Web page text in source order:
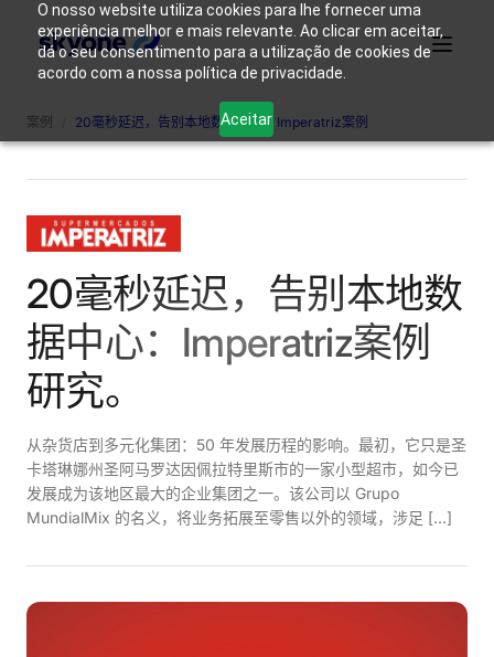
O nosso website utiliza cookies para lhe fornecer uma
experiência melhor e mais relevante. Ao clicar em aceitar,
dá o seu consentimento para a utilização de cookies de
acordo com a nossa política de privacidade.
Aceitar
为什么选择 Skyone？ 解决方案
案例 20毫秒延迟，告别本地数据中心：Imperatriz案例
20毫秒延迟，告别本地数
据中心：Imperatriz案例
研究。
从杂货店到多元化集团：50 年发展历程的影响。最初，它只是圣
卡塔琳娜州圣阿马罗达因佩拉特里斯市的一家小型超市，如今已
发展成为该地区最大的企业集团之一。该公司以 Grupo
MundialMix 的名义，将业务拓展至零售以外的领域，涉足 […]